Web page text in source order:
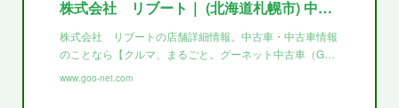
株式会社 リブート｜ (北海道札幌市) 中古車なら【グーネット】
株式会社 リブートの店舗詳細情報。中古車・中古車情報
のことなら【クルマ、まるごと。グーネット中古車（G…
www.goo-net.com